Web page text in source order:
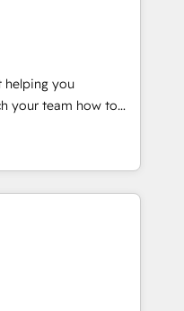
150+ Kickstart
in the center
💰 Sage or
✍️ DocuSign or
🔄 any
Website and
"HubScrub" Tool.
helping you
They Ask, You
partner built
That means
you need to
faster, and grow
HubSpot portal •